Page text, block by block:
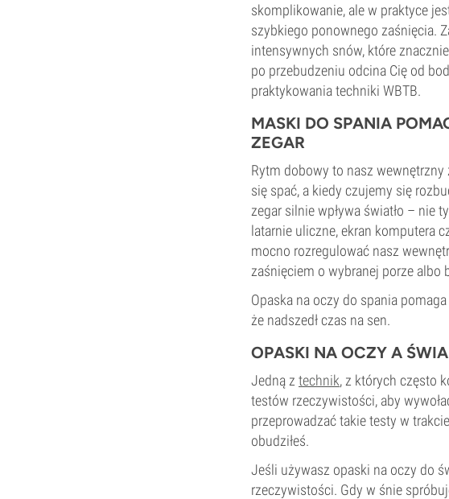
skomplikowanie, ale w praktyce
szybkiego ponownego zaśnięcia.
intensywnych snów, które
po przebudzeniu odcina Cię od
praktykowania techniki WBTB.
MASKI DO SPANIA
ZEGAR
Rytm dobowy to nasz wewnętrzny
się spać, a kiedy czujemy się
zegar silnie wpływa światło – nie
latarnie uliczne, ekran komputera
mocno rozregulować nasz
zaśnięciem o wybranej porze albo
Opaska na oczy do spania
że nadszedł czas na sen.
OPASKI NA OCZY A
Jedną z technik, z których często
testów rzeczywistości, aby
przeprowadzać takie testy w
obudziłeś.
Jeśli używasz opaski na oczy do
rzeczywistości. Gdy w śnie